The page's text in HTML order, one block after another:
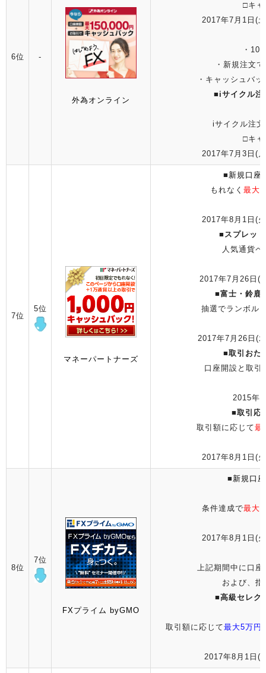
6位 -
外為オンライン
□キ
2017年7月1日(
・10
・新規注文で
・キャッシュバッ
■ iサイクル注
iサイクル注文
□キ
2017年7月3日(
7位
5位
マネーパートナーズ
■ 新規口座
もれなく 最大
2017年8月1日(
■ スプレッ
人気通貨ペ
2017年7月26日(
■富士・鈴鹿
抽選でランボル
2017年7月26日(
■取引おた
口座開設と取引
2015年4
■取引応
取引額に応じて最
2017年8月1日(
8位
7位
FXプライム byGMO
■ 新規口
条件達成で最大
2017年8月1日(
上記期間中に口座
および、指
■高級セレク
取引額に応じて最大5万円
2017年8月1日(